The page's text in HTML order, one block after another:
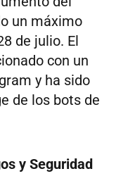
un máximo
de julio. El
con un
y ha sido
de los bots de
y Seguridad